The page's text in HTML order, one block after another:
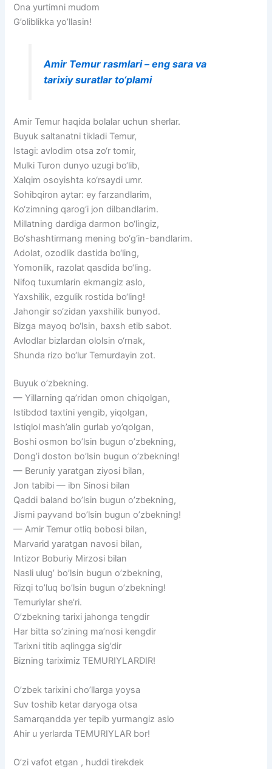
Ona yurtimni mudom
G’oliblikka yo’llasin!
Amir Temur rasmlari – eng sara va
tarixiy suratlar to‘plami
Amir Temur haqida bolalar uchun sherlar.
Buyuk saltanatni tikladi Temur,
Istagi: avlodim otsa zo‘r tomir,
Mulki Turon dunyo uzugi bo‘lib,
Xalqim osoyishta ko‘rsaydi umr.
Sohibqiron aytar: ey farzandlarim,
Ko‘zimning qarog‘i jon dilbandlarim.
Millatning dardiga darmon bo‘lingiz,
Bo‘shashtirmang mening bo‘g‘in-bandlarim.
Adolat, ozodlik dastida bo‘ling,
Yomonlik, razolat qasdida bo‘ling.
Nifoq tuxumlarin ekmangiz aslo,
Yaxshilik, ezgulik rostida bo‘ling!
Jahongir so‘zidan yaxshilik bunyod.
Bizga mayoq bo‘lsin, baxsh etib sabot.
Avlodlar bizlardan ololsin o‘rnak,
Shunda rizo bo‘lur Temurdayin zot.
Buyuk o’zbekning.
— Yillarning qa’ridan omon chiqolgan,
Istibdod taxtini yengib, yiqolgan,
Istiqlol mash’alin gurlab yo’qolgan,
Boshi osmon bo’lsin bugun o’zbekning,
Dong’i doston bo’lsin bugun o’zbekning!
— Beruniy yaratgan ziyosi bilan,
Jon tabibi — ibn Sinosi bilan
Qaddi baland bo’lsin bugun o’zbekning,
Jismi payvand bo’lsin bugun o’zbekning!
— Amir Temur otliq bobosi bilan,
Marvarid yaratgan navosi bilan,
Intizor Boburiy Mirzosi bilan
Nasli ulug’ bo’lsin bugun o’zbekning,
Rizqi to’luq bo’lsin bugun o’zbekning!
Temuriylar she’ri.
O’zbekning tarixi jahonga tengdir
Har bitta so’zining ma’nosi kengdir
Tarixni titib aqlingga sig’dir
Bizning tariximiz TEMURIYLARDIR!
O’zbek tarixini cho’llarga yoysa
Suv toshib ketar daryoga otsa
Samarqandda yer tepib yurmangiz aslo
Ahir u yerlarda TEMURIYLAR bor!
O’zi vafot etgan , huddi tirekdek